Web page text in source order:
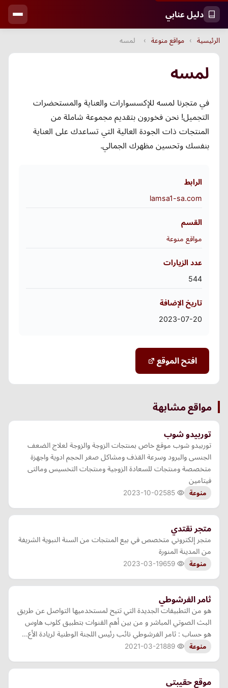
دليل عنابي
الرئيسية › مواقع منوعة › لمسه
لمسه
في متجرنا لمسه للإكسسوارات والعناية والمستحضرات
التجميل! نحن فخورون بتقديم مجموعة شاملة من
المنتجات ذات الجودة العالية التي تساعدك على العناية
بنفسك وتحسين مظهرك الجمالي.
الرابط
lamsa1-sa.com
القسم
مواقع منوعة
عدد الزيارات
544
تاريخ الإضافة
2023-07-20
افتح الموقع
مواقع مشابهة
توربيدو شوب
توربيدو شوب موقع خاص بمنتجات الزوجة والزوجة لعلاج الضعف
الجنسى والبرود وسرعة القذف ومشاكل صغر الحجم ادوية واجهزة
متخصصة ومنتجات للسعادة الزوجية ومنتجات التخسيس ومالتى
فيتامين
منوعة 2023-10-02
متجر نقتدي
متجر إلكتروني متخصص في بيع المنتجات من السنة النبوية الشريفة
من المدينة المنورة
منوعة 2023-03-19
ثامر الفرشوطي
هو من التطبيقات الجديدة التي تتيح لمستخدميها التواصل عن طريق
البث الصوتي المباشر و من بين أهم القنوات بتطبيق كلوب هاوس
هو حساب : ثامر الفرشوطي نائب رئيس اللجنة الوطنية لريادة الأع…
منوعة 2021-03-21
موقع حقيبتي